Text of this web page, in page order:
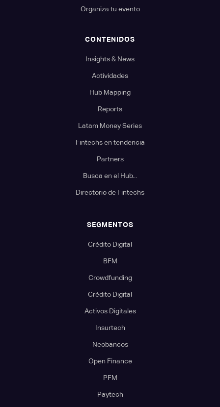
Organiza tu evento
CONTENIDOS
Insights & News
Actividades
Hub Mapping
Reports
Latam Money Series
Fintechs en tendencia
Partners
Busca en el Hub...
Directorio de Fintechs
SEGMENTOS
Crédito Digital
BFM
Crowdfunding
Crédito Digital
Activos Digitales
Insurtech
Neobancos
Open Finance
PFM
Paytech